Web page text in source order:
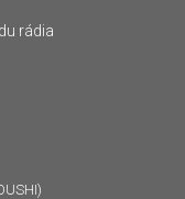
rádia